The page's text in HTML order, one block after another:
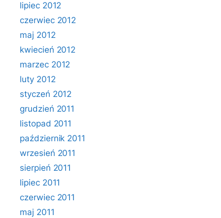
lipiec 2012
czerwiec 2012
maj 2012
kwiecień 2012
marzec 2012
luty 2012
styczeń 2012
grudzień 2011
listopad 2011
październik 2011
wrzesień 2011
sierpień 2011
lipiec 2011
czerwiec 2011
maj 2011